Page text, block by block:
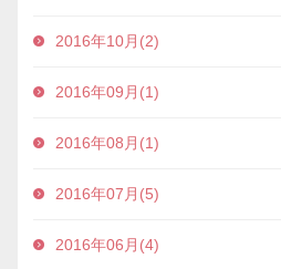
2016年10月(2)
2016年09月(1)
2016年08月(1)
2016年07月(5)
2016年06月(4)